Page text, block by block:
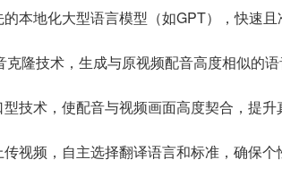
本地化大型语言模型（如GPT），快速
隆技术，生成与原视频配音高度相似的语
技术，使配音与视频画面高度契合，提升
视频，自主选择翻译语言和标准，确保个